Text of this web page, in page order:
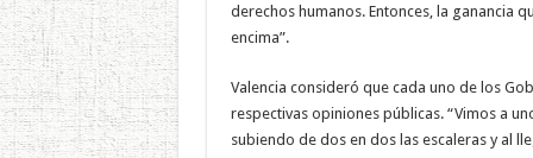
derechos humanos. Entonces, la ganancia
encima”.
Valencia consideró que cada uno de los
respectivas opiniones públicas. “Vimos a
subiendo de dos en dos las escaleras y al